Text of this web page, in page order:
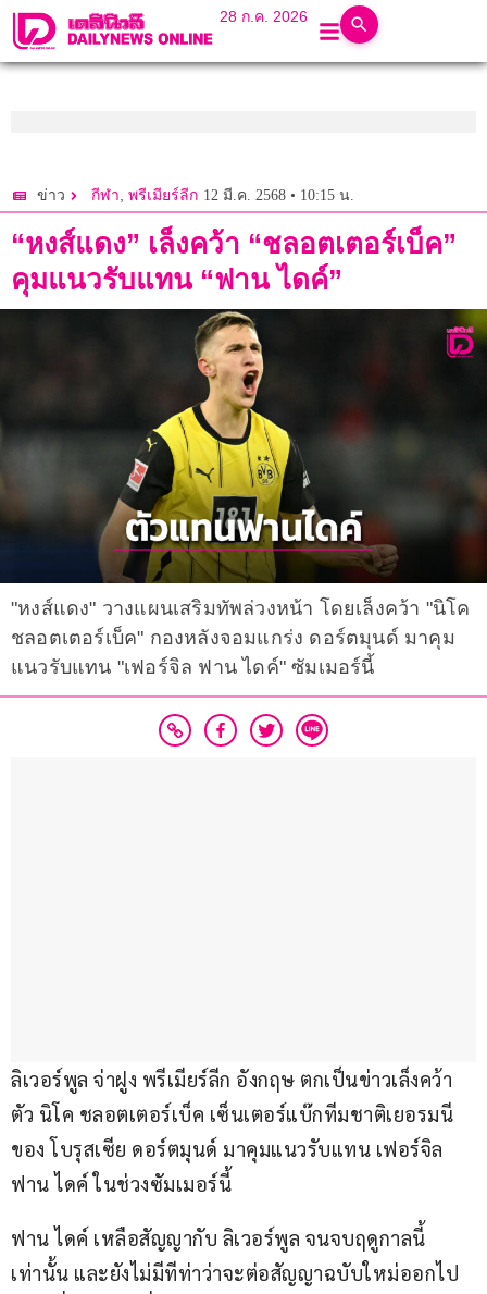
28 ก.ค. 2026
ข่าว กีฬา, พรีเมียร์ลีก 12 มี.ค. 2568 • 10:15 น.
“หงส์แดง” เล็งคว้า “ชลอตเตอร์เบ็ค”
คุมแนวรับแทน “ฟาน ไดค์”
"หงส์แดง" วางแผนเสริมทัพล่วงหน้า โดยเล็งคว้า "นิโค
ชลอตเตอร์เบ็ค" กองหลังจอมแกร่ง ดอร์ตมุนด์ มาคุม
แนวรับแทน "เฟอร์จิล ฟาน ไดค์" ซัมเมอร์นี้
ลิเวอร์พูล จ่าฝูง พรีเมียร์ลีก อังกฤษ ตกเป็นข่าวเล็งคว้า
ตัว นิโค ชลอตเตอร์เบ็ค เซ็นเตอร์แบ๊กทีมชาติเยอรมนี
ของ โบรุสเซีย ดอร์ตมุนด์ มาคุมแนวรับแทน เฟอร์จิล
ฟาน ไดค์ ในช่วงซัมเมอร์นี้
ฟาน ไดค์ เหลือสัญญากับ ลิเวอร์พูล จนจบฤดูกาลนี้
เท่านั้น และยังไม่มีทีท่าว่าจะต่อสัญญาฉบับใหม่ออกไป